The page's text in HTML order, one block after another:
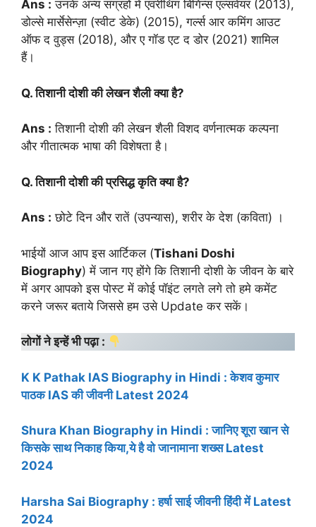
Ans : उनके अन्य संग्रहों में एवरीथिंग बिगिन्स एल्सवेयर (2013),
डोल्से मार्सेसेन्ज़ा (स्वीट डेके) (2015), गर्ल्स आर कमिंग आउट
ऑफ द वुड्स (2018), और ए गॉड एट द डोर (2021) शामिल
हैं।
Q. तिशानी दोशी की लेखन शैली क्या है?
Ans : तिशानी दोशी की लेखन शैली विशद वर्णनात्मक कल्पना
और गीतात्मक भाषा की विशेषता है।
Q. तिशानी दोशी की प्रसिद्ध कृति क्या है?
Ans : छोटे दिन और रातें (उपन्यास), शरीर के देश (कविता) ।
भाईयों आज आप इस आर्टिकल (Tishani Doshi
Biography) में जान गए होंगे कि तिशानी दोशी के जीवन के बारे
में अगर आपको इस पोस्ट में कोई पॉइंट लगते लगे तो हमे कमेंट
करने जरूर बताये जिससे हम उसे Update कर सकें।
लोगों ने इन्हें भी पढ़ा :
K K Pathak IAS Biography in Hindi : केशव कुमार
पाठक IAS की जीवनी Latest 2024
Shura Khan Biography in Hindi : जानिए शूरा खान से
किसके साथ निकाह किया,ये है वो जानामाना शख्स Latest
2024
Harsha Sai Biography : हर्षा साई जीवनी हिंदी में Latest
2024